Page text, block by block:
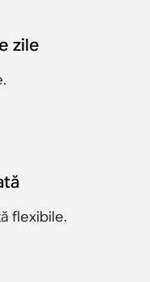
zile
flexibile.